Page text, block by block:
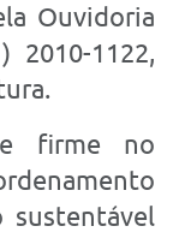
Ouvidoria
2010-1122,
firme no
sustentável